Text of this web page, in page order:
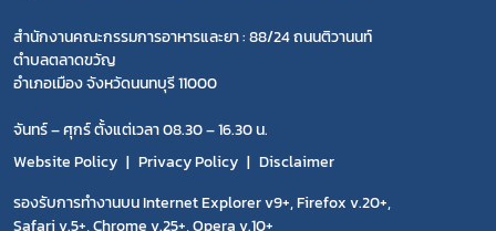
สำนักงานคณะกรรมการอาหารและยา : 88/24 ถนนติวานนท์
ตำบลตลาดขวัญ
อำเภอเมือง จังหวัดนนทบุรี 11000
จันทร์ – ศุกร์ ตั้งแต่เวลา 08.30 – 16.30 น.
Website Policy
Privacy Policy
Disclaimer
รองรับการทำงานบน Internet Explorer v9+, Firefox v.20+,
Safari v.5+, Chrome v.25+, Opera v.10+